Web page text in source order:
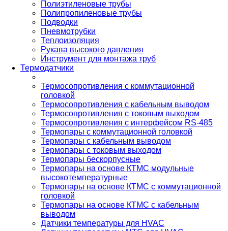
Полиэтиленовые трубы
Полипропиленовые трубы
Подводки
Пневмотрубки
Теплоизоляция
Рукава высокого давления
Инструмент для монтажа труб
Термодатчики
Термосопротивления с коммутационной
головкой
Термосопротивления с кабельным выводом
Термосопротивления с токовым выходом
Термосопротивления с интерфейсом RS-485
Термопары с коммутационной головкой
Термопары с кабельным выводом
Термопары с токовым выходом
Термопары бескорпусные
Термопары на основе КТМС модульные
высокотемпературные
Термопары на основе КТМС с коммутационной
головкой
Термопары на основе КТМС с кабельным
выводом
Датчики температуры для HVAC